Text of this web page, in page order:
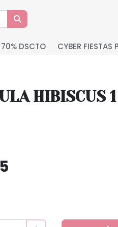
70% DSCTO CYBER FIESTAS
HIBISCUS